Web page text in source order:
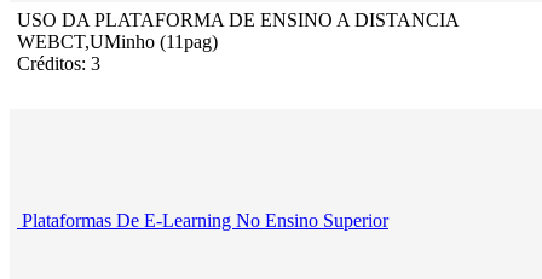
USO DA PLATAFORMA DE ENSINO A DISTANCIA
WEBCT,UMinho (11pag)
Créditos: 3
Plataformas De E-Learning No Ensino Superior